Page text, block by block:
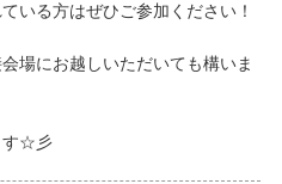
いる方はぜひご参加ください！
場にお越しいただいても構いま
す☆彡